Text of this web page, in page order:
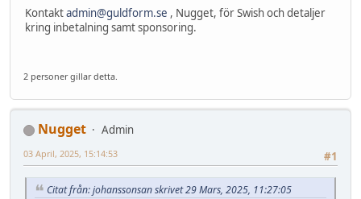
Kontaktadmin@guldform.se , Nugget, för Swish och detaljer
kring inbetalning samt sponsoring.
2 personer gillar detta.
Nugget
Admin
#1
03 April, 2025, 15:14:53
Citat från: johanssonsan skrivet 29 Mars, 2025, 11:27:05